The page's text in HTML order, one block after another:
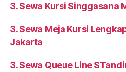
3. Sewa Kursi Singgasana
3. Sewa Meja Kursi
Jakarta
3. Sewa Queue Line